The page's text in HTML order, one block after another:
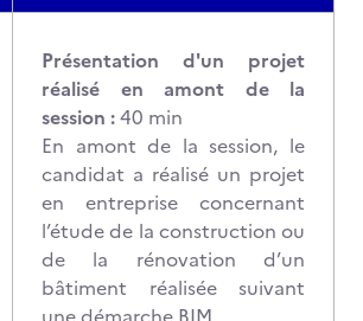
Présentation d'un projet
réalisé en amont de la
session :40 min
En amont de la session, le
candidat a réalisé un projet
en entreprise concernant
l’étude de la construction ou
de la rénovation d’un
bâtiment réalisée suivant